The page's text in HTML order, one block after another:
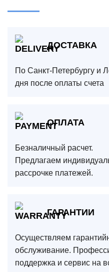
ДОСТАВКА
По Санкт-Петербургу и
дня после оплаты счета
ОПЛАТА
Безналичный расчет.
Предлагаем
рассрочке платежей.
ГАРАНТИИ
Осуществляем
обслуживание.
поддержка и сервис на